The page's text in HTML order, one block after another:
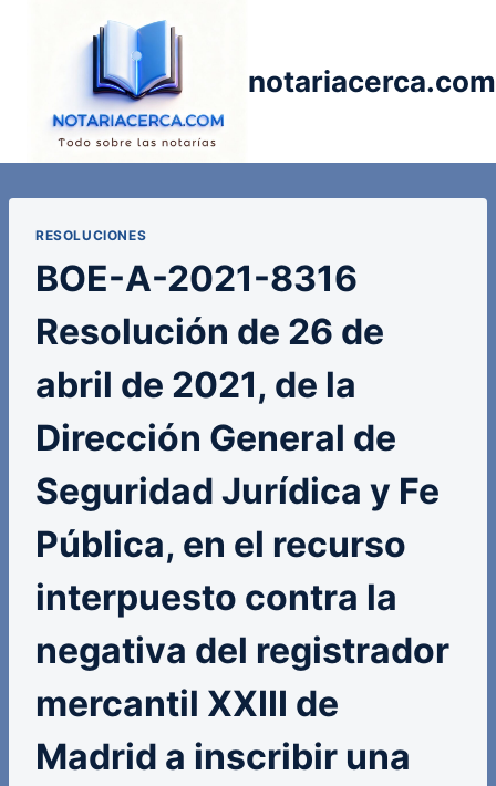
notariacerca.com
RESOLUCIONES
BOE-A-2021-8316
Resolución de 26 de
abril de 2021, de la
Dirección General de
Seguridad Jurídica y Fe
Pública, en el recurso
interpuesto contra la
negativa del registrador
mercantil XXIII de
Madrid a inscribir una